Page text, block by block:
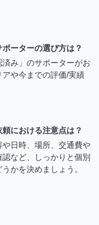
ーターの選び方は？
済み」のサポーターがお
や今までの評価/実績
における注意点は？
日時、場所、交通費や
など、しっかりと個別
かを決めましょう。